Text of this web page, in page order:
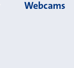
Webcams